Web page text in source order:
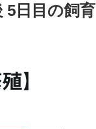
5日目の飼育